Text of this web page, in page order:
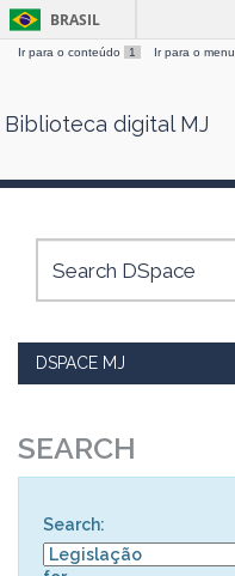
Skip
BRASIL
Ir para o conteúdo 1 Ir para o menu
Biblioteca digital MJ
DSPACE MJ
SEARCH
Search: